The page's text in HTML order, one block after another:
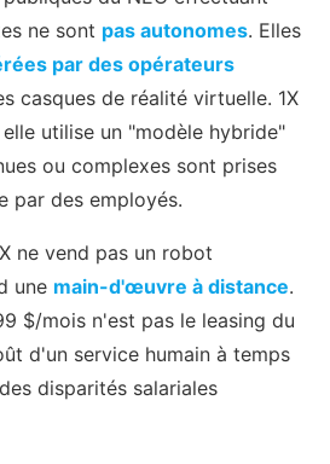
ne sont pas autonomes. Elles
par des opérateurs
casques de réalité virtuelle. 1X
utilise un "modèle hybride"
ou complexes sont prises
par des employés.
ne vend pas un robot
une main-d'œuvre à distance.
$/mois n'est pas le leasing du
d'un service humain à temps
disparités salariales